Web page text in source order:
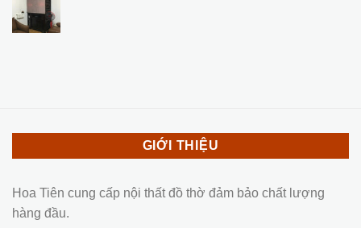
GIỚI THIỆU
Hoa Tiên cung cấp nội thất đồ thờ đảm bảo chất lượng
hàng đầu.